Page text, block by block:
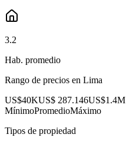
3.2
Hab. promedio
Rango de precios en Lima
US$40KUS$ 287.146US$1.4M
MínimoPromedioMáximo
Tipos de propiedad